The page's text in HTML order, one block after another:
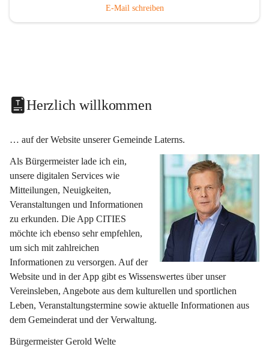
E-Mail schreiben
Herzlich willkommen
… auf der Website unserer Gemeinde Laterns.
Als Bürgermeister lade ich ein,
unsere digitalen Services wie
Mitteilungen, Neuigkeiten,
Veranstaltungen und Informationen
zu erkunden. Die App CITIES
möchte ich ebenso sehr empfehlen,
um sich mit zahlreichen
Informationen zu versorgen. Auf der
Website und in der App gibt es Wissenswertes über unser
Vereinsleben, Angebote aus dem kulturellen und sportlichen
Leben, Veranstaltungstermine sowie aktuelle Informationen aus
dem Gemeinderat und der Verwaltung.
Bürgermeister Gerold Welte